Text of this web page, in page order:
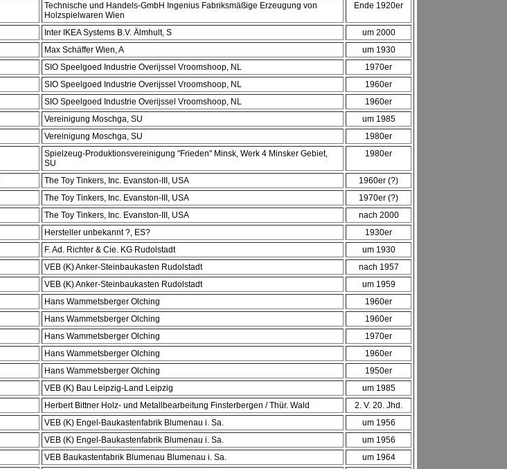
Technische und Handels-GmbH Ingenius Fabriksmäßige Erzeugung von
Holzspielwaren Wien
Ende 1920er
Inter IKEA Systems B.V. Älmhult, S
um 2000
Max Schäffer Wien, A
um 1930
SIO Speelgoed Industrie Overijssel Vroomshoop, NL
1970er
SIO Speelgoed Industrie Overijssel Vroomshoop, NL
1960er
SIO Speelgoed Industrie Overijssel Vroomshoop, NL
1960er
Vereinigung Moschga, SU
um 1985
Vereinigung Moschga, SU
1980er
Spielzeug-Produktionsvereinigung "Frieden" Minsk, Werk 4 Minsker Gebiet,
SU
1980er
The Toy Tinkers, Inc. Evanston-III, USA
1960er (?)
The Toy Tinkers, Inc. Evanston-III, USA
1970er (?)
The Toy Tinkers, Inc. Evanston-III, USA
nach 2000
Hersteller unbekannt ?, ES?
1930er
F. Ad. Richter & Cie. KG Rudolstadt
um 1930
VEB (K) Anker-Steinbaukasten Rudolstadt
nach 1957
VEB (K) Anker-Steinbaukasten Rudolstadt
um 1959
Hans Wammetsberger Olching
1960er
Hans Wammetsberger Olching
1960er
Hans Wammetsberger Olching
1970er
Hans Wammetsberger Olching
1960er
Hans Wammetsberger Olching
1950er
VEB (K) Bau Leipzig-Land Leipzig
um 1985
Herbert Bittner Holz- und Metallbearbeitung Finsterbergen / Thür. Wald
2. V. 20. Jhd.
VEB (K) Engel-Baukastenfabrik Blumenau i. Sa.
um 1956
VEB (K) Engel-Baukastenfabrik Blumenau i. Sa.
um 1956
VEB Baukastenfabrik Blumenau Blumenau i. Sa.
um 1964